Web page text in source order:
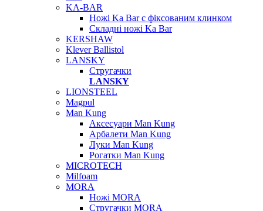
KA-BAR
Ножі Ka Bar c фіксованим клинком
Складні ножі Ka Bar
KERSHAW
Klever Ballistol
LANSKY
Стругачки
LANSKY
LIONSTEEL
Magpul
Man Kung
Аксесуари Man Kung
Арбалети Man Kung
Луки Man Kung
Рогатки Man Kung
MICROTECH
Milfoam
MORA
Ножі MORA
Стругачки MORA